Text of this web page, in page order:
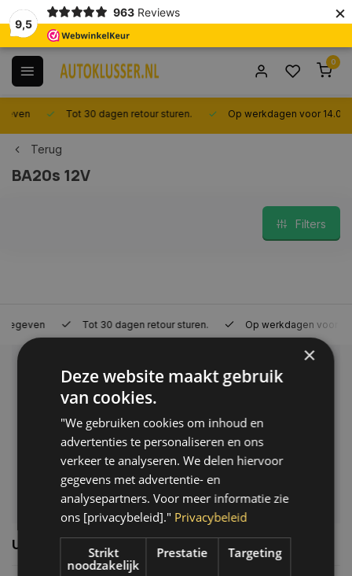
9,5
963 Reviews ×
0
Tot 30 dagen retour sturen. Op werkdagen voor 14.00 uur
Terug
BA20s 12V
Filters
Tot 30 dagen retour sturen. Op werkdagen voor 14.00 uur
Klantenservice
Veelgestelde vragen
06-39119169
info@autoklusser.nl
Usefull links
×
Deze website maakt gebruik
van cookies.
"We gebruiken cookies om inhoud en
advertenties te personaliseren en ons
verkeer te analyseren. We delen hiervoor
gegevens met advertentie- en
analysepartners. Voor meer informatie zie
ons [privacybeleid]." Privacybeleid
Strikt
noodzakelijk
Prestatie Targeting